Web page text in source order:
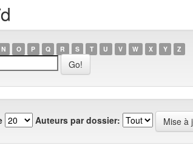
N O P Q R S T U V W X Y Z
Auteurs par dossier: